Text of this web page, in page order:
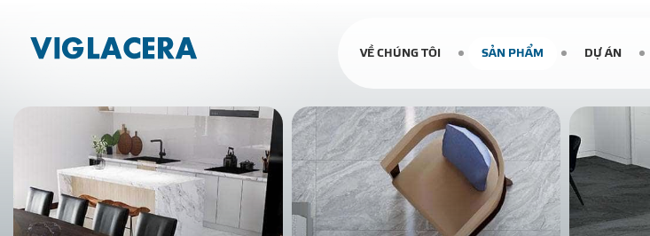
VỀ CHÚNG TÔI SẢN PHẨM DỰ ÁN